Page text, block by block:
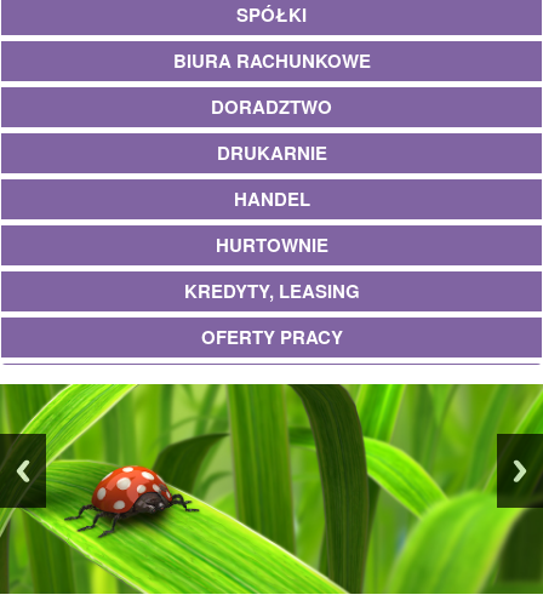
SPÓŁKI
BIURA RACHUNKOWE
DORADZTWO
DRUKARNIE
HANDEL
HURTOWNIE
KREDYTY, LEASING
OFERTY PRACY
UBEZPIECZENIA
EKOLOGIA
BANKI, PRZELEWY, WALUTY, KANTORY
WYKOŃCZENIA
PROJEKTOWANIE